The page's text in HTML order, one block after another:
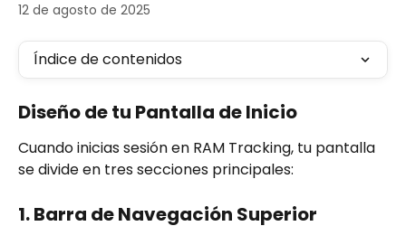
12 de agosto de 2025
Índice de contenidos
Diseño de tu Pantalla de Inicio
Cuando inicias sesión en RAM Tracking, tu pantalla
se divide en tres secciones principales:
1. Barra de Navegación Superior